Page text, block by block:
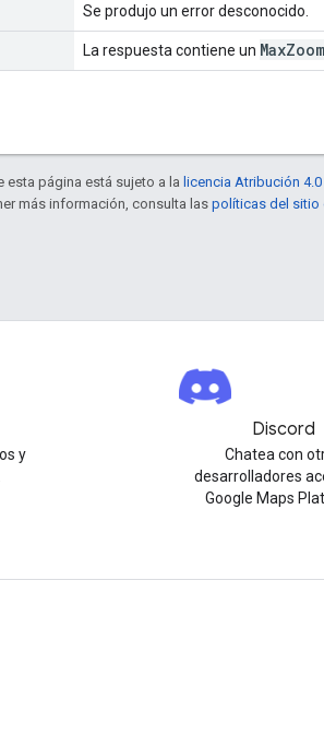
Se produjo un error desconocido.
La respuesta contiene un MaxZoom
esta página está sujeto a la licencia Atribución
más información, consulta laspolíticas del sitio
y
Discord
Chatea con
desarrolladores
Google Maps